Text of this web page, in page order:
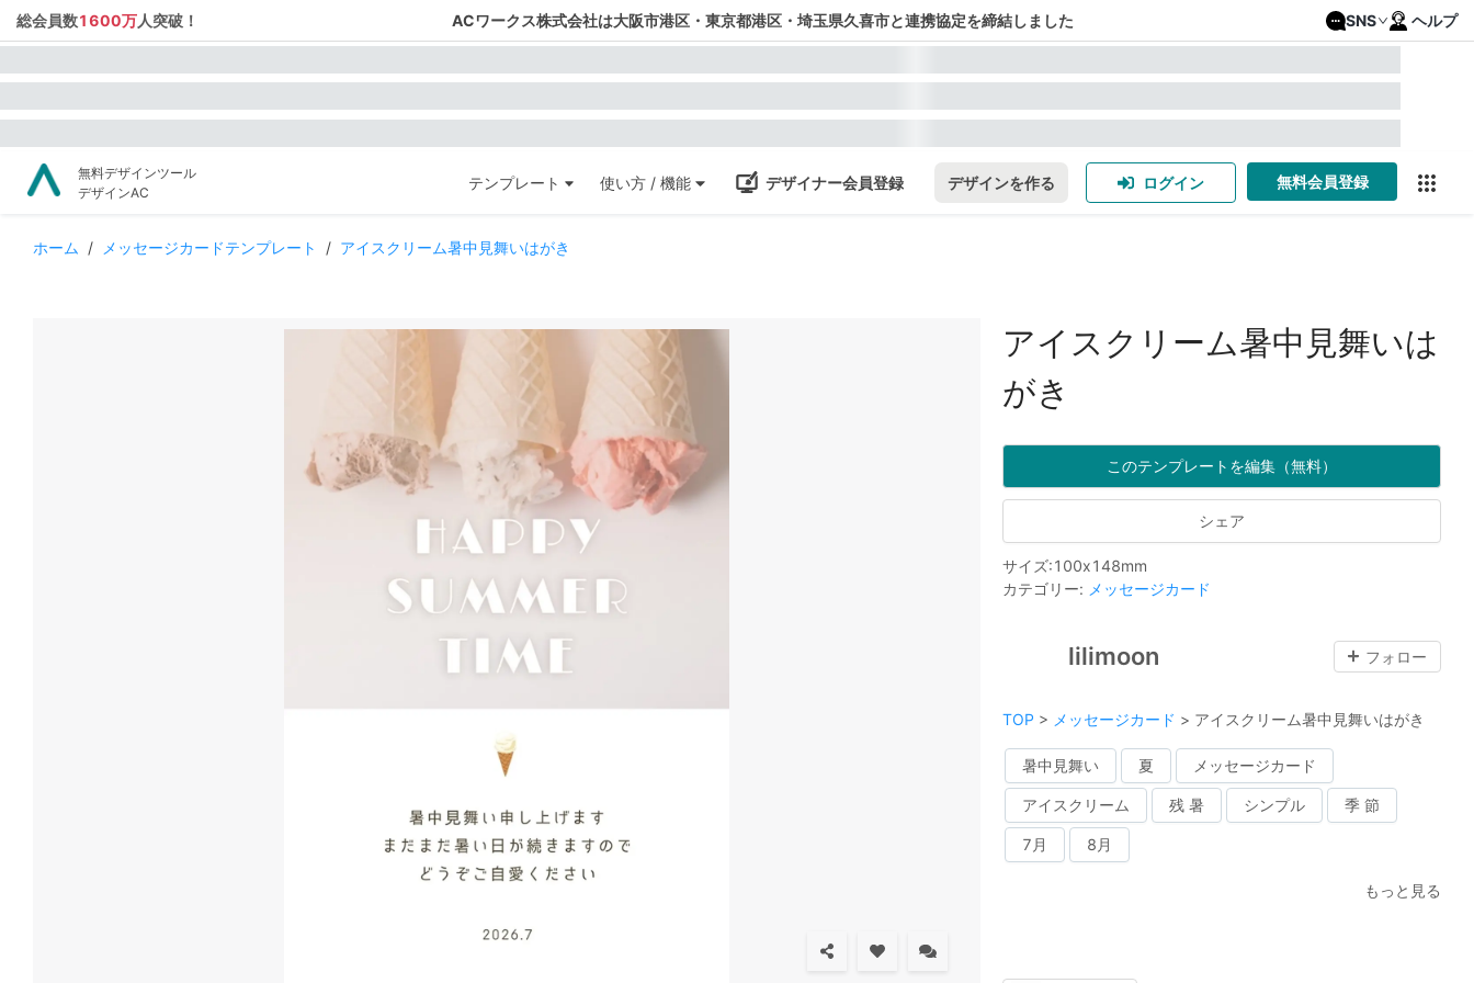
総会員数1600万人突破！ ACワークス株式会社は大阪市港区・東京都港区・埼玉県久喜市と連携協定を締結しました SNS ヘルプ
無料デザインツール
デザインAC
テンプレート 使い方 / 機能 デザイナー会員登録 デザインを作る ログイン 無料会員登録
ホーム / メッセージカードテンプレート / アイスクリーム暑中見舞いはがき
アイスクリーム暑中見舞いは
がき
このテンプレートを編集（無料）
シェア
サイズ:100x148mm
カテゴリー: メッセージカード
lilimoon フォロー
TOP > メッセージカード > アイスクリーム暑中見舞いはがき
暑中見舞い 夏 メッセージカード
アイスクリーム 残 暑 シンプル 季 節
7月 8月
もっと見る